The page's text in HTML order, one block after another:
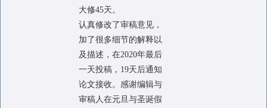
大修45天。
认真修改了审稿意见，
加了很多细节的解释以
及描述，在2020年最后
一天投稿，19天后通知
论文接收。感谢编辑与
审稿人在元旦与圣诞假